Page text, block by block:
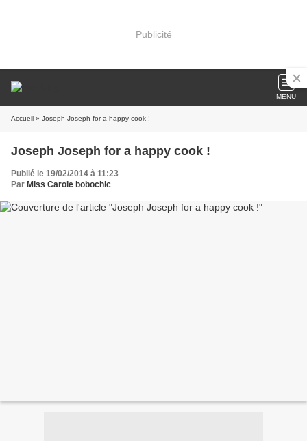
Publicité
MENU
Accueil » Joseph Joseph for a happy cook !
Joseph Joseph for a happy cook !
Publié le 19/02/2014 à 11:23
Par Miss Carole bobochic